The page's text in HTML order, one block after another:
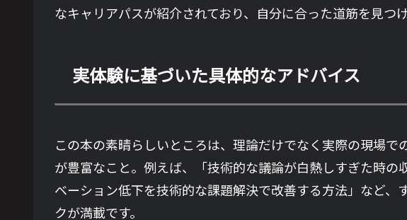
なキャリアパスが紹介されており、自分に合った道筋を見つ
実体験に基づいた具体的なアドバイス
この本の素晴らしいところは、理論だけでなく実際の現場で
が豊富なこと。例えば、「技術的な議論が白熱しすぎた時の
ベーション低下を技術的な課題解決で改善する方法」など、
クが満載です。